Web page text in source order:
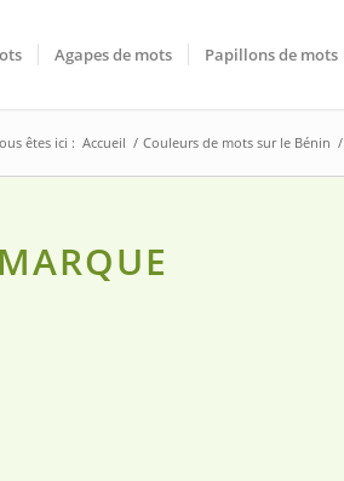
Agapes de mots Papillons de mots
êtes ici : Accueil / Couleurs de mots sur le Bénin /